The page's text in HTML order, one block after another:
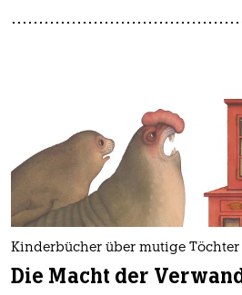
Kinderbücher über mutige Töchter
Die Macht der